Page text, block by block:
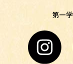
第一